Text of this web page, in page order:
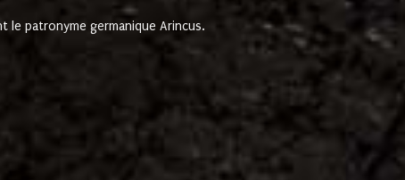
le patronyme germanique Arincus.